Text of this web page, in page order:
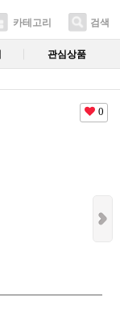
카테고리 검색
관심상품
0